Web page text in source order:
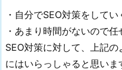
の
目
線
・自分でSEO対策をして
・あまり時間がないので
SEO対策に対して、上記
にはいらっしゃると思い